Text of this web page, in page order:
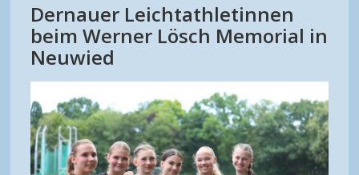
Dernauer Leichtathletinnen
beim Werner Lösch Memorial in
Neuwied